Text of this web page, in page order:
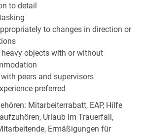
to detail
to changes in direction or
objects with or without
peers and supervisors
preferred
Mitarbeiterrabatt, EAP, Hilfe
Urlaub im Trauerfall,
Ermäßigungen für